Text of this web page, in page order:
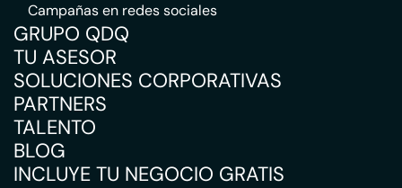
Campañas en redes sociales
GRUPO QDQ
TU ASESOR
SOLUCIONES CORPORATIVAS
PARTNERS
TALENTO
BLOG
INCLUYE TU NEGOCIO GRATIS